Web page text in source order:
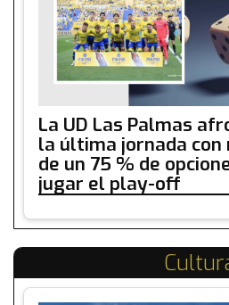
La UD Las Palmas
la última jornada con
de un 75 % de
jugar el play-off